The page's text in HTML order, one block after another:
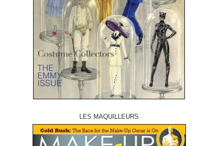
LES MAQUILLEURS